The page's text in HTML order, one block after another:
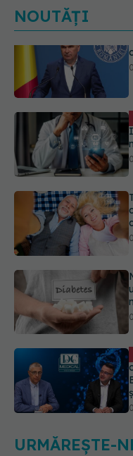
NOUTĂȚI
URMĂREȘTE-